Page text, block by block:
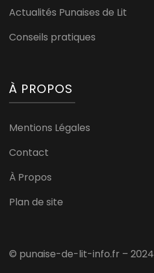
Actualités Punaises de Lit
Conseils pratiques
À PROPOS
Mentions Légales
Contact
À Propos
Plan de site
© punaise-de-lit-info.fr – 2024